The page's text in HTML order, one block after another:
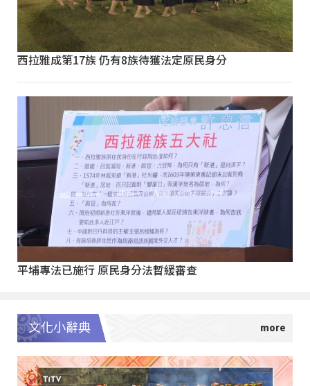
西拉雅成第17族 仍有8族待獲法定原民身分
平埔專法已施行 原民身分法暫緩審查
文化小辭典